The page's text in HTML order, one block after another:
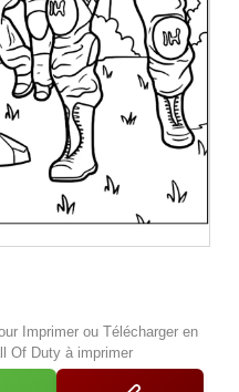
Imprimer ou Télécharger en
Of Duty à imprimer